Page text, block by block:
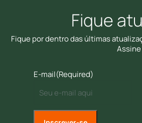
Fique
Fique por dentro das últimas
E-mail(Required)